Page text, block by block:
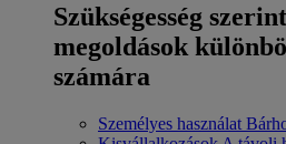
Szükségesség szerint
megoldások
számára
Személyes használat